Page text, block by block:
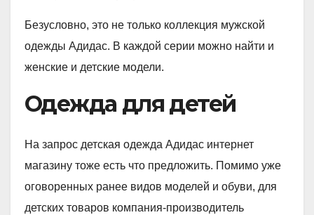
Безусловно, это не только коллекция мужской
одежды Адидас. В каждой серии можно найти и
женские и детские модели.
Одежда для детей
На запрос детская одежда Адидас интернет
магазину тоже есть что предложить. Помимо уже
оговоренных ранее видов моделей и обуви, для
детских товаров компания-производитель